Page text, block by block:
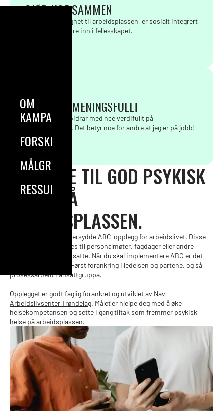
OM
KAMPANJEN
FORSKNING
MÅLGRUPPER
RESSURSER
GJØR NOE SAMMEN
Jeg føler tilhørighet til arbeidsplassen, er sosialt integrert
og inviterer andre inn i fellesskapet.
GJØR NOE MENINGSFULLT
Jeg føler at jeg bidrar med noe verdifullt på
arbeidsplassen. Det betyr noe for andre at jeg er på jobb!
EN GUIDE TIL GOD PSYKISK
HELSE PÅ
ARBEIDSPLASSEN.
Her finner du skreddersydde ABC-opplegg for arbeidslivet. Disse
verktøyene kan brukes til personalmøter, fagdager eller andre
samlinger med de ansatte. Når du skal implementere ABC er det
lurt å tenke stegvis. Først forankring i ledelsen og partene, og så
prosessarbeid i ansattgruppa.
Opplegget er godt faglig forankret og utviklet av Nav
Arbeidslivsenter Trøndelag. Målet er hjelpe deg med å øke
helsekompetansen og sette i gang tiltak som fremmer psykisk
helse på arbeidsplassen.